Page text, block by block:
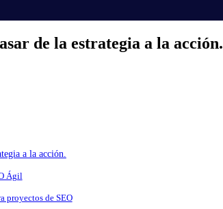
de la estrategia a la acción.
a la acción.
Ágil
proyectos de SEO